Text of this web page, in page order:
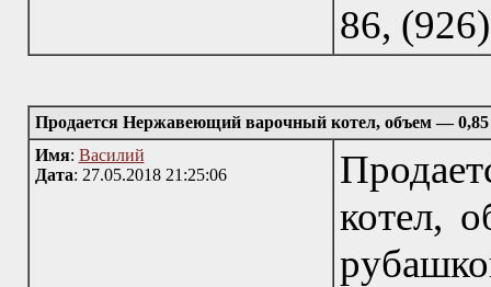
86,
Продается Нержавеющий варочный котел, объем —
Имя: Василий
Дата: 27.05.2018 21:25:06
котел,